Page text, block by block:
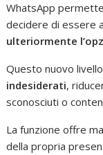
WhatsApp
decidere di essere
ulteriormente
Questo nuovo
indesiderati,
sconosciuti o
La funzione offre
della propria